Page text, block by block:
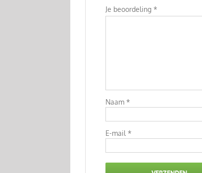
Je beoordeling *
Naam *
E-mail *